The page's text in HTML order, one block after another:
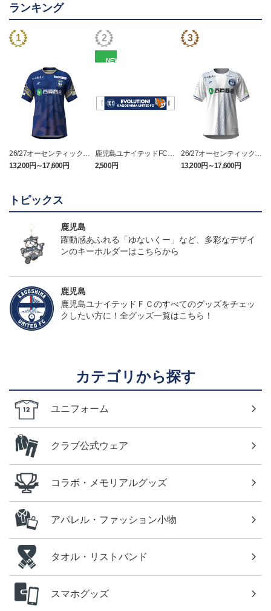
ランキング
26/27オーセンティックユ
ニフォーム（FP1st）
13,200円～17,600円
NEW
鹿児島ユナイテッドFC
バクーダ タオルマフラ
ー
2,500円
26/27オーセンティックユ
ニフォーム（FP2nd）
13,200円～17,600円
トピックス
鹿児島
躍動感あふれる「ゆないくー」など、多彩なデザイ
ンのキーホルダーはこちらから
鹿児島
鹿児島ユナイテッドＦＣのすべてのグッズをチェッ
クしたい方に！全グッズ一覧はこちら！
カテゴリから探す
ユニフォーム
クラブ公式ウェア
コラボ・メモリアルグッズ
アパレル・ファッション小物
タオル・リストバンド
スマホグッズ